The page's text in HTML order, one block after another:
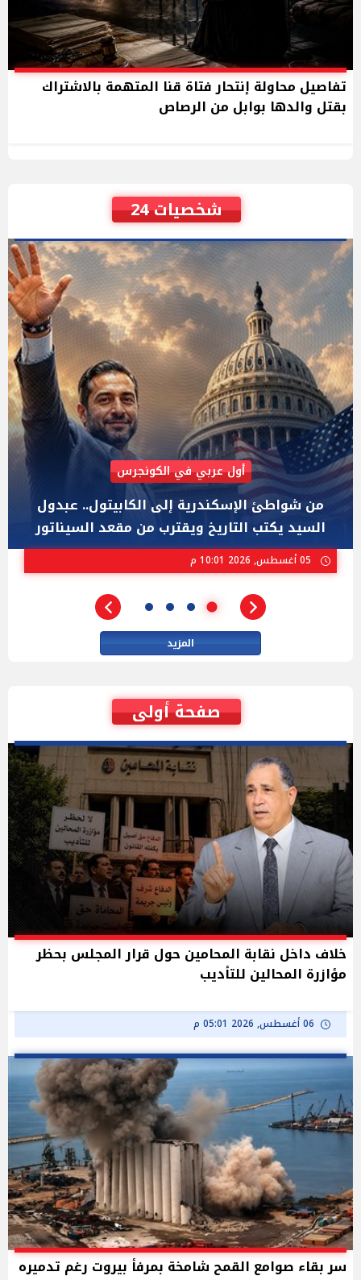
تفاصيل محاولة إنتحار فتاة قنا المتهمة بالاشتراك
بقتل والدها بوابل من الرصاص
شخصيات 24
AIPAC رصدت 30 مليون دولار لإضعافه
"عبد الرحمن السيد" المصري الذى يواجه "هايلي
ستيفنز" وإيباك الاسرائيلية بإنتخابات ميشيجان
المزيد
صفحة أولى
خلاف داخل نقابة المحامين حول قرار المجلس بحظر
مؤازرة المحالين للتأديب
06 أغسطس, 2026 05:01 م
سر بقاء صوامع القمح شامخة بمرفأ بيروت رغم تدميره